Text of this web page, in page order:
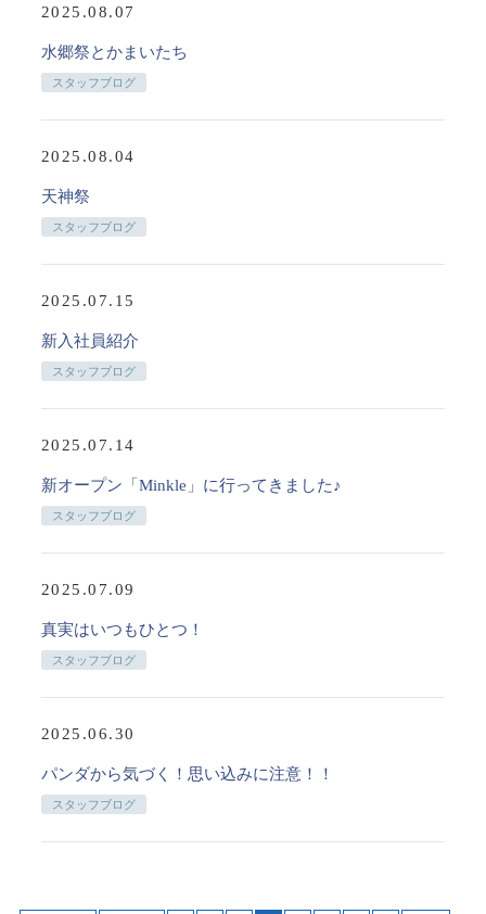
2025.08.07
水郷祭とかまいたち
スタッフブログ
2025.08.04
天神祭
スタッフブログ
2025.07.15
新入社員紹介
スタッフブログ
2025.07.14
新オープン「Minkle」に行ってきました♪
スタッフブログ
2025.07.09
真実はいつもひとつ！
スタッフブログ
2025.06.30
パンダから気づく！思い込みに注意！！
スタッフブログ